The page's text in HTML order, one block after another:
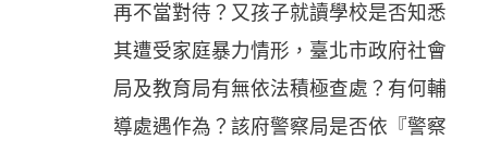
再不當對待？又孩子就讀學校是否知悉
其遭受家庭暴力情形，臺北市政府社會
局及教育局有無依法積極查處？有何輔
導處遇作為？該府警察局是否依『警察